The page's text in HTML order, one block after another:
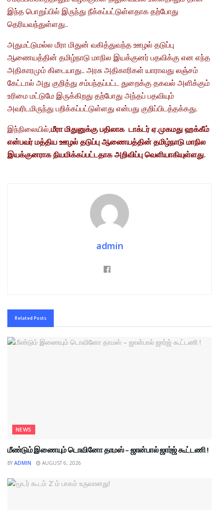
இந்த பொறுப்பில் இருந்து நீக்கப்பட்டுள்ளதாக தற்போது
தெரியவந்துள்ளது..
அதுமட்டுமல்ல மீரா மிதுன் வகித்துவந்த ஊழல் தடுப்பு
ஆணையத்தின் தமிழ்நாடு மாநில இயக்குனர் பதவிக்கு என எந்த
அதிகாரமும் கிடையாது.. அரசு அதிகாரிகள் யாராவது லஞ்சம்
கேட்டால் அது குறித்து சம்பந்தப்பட்ட துறைக்கு தகவல் அளிக்கும்
உரிமை மட்டுமே இருக்கிறது தற்போது அந்தப் பதவியும்
அவரிடமிருந்து பறிக்கப்பட்டுள்ளது என்பது குறிப்பிடத்தக்கது.
இந்நிலையில்,மீரா மிதுனுக்கு பதிலாக டாக்டர் ஏ.முகமது ஹக்கீம்
என்பவர் மத்திய ஊழல் தடுப்பு ஆணையத்தின் தமிழ்நாடு மாநில
இயக்குனராக நியமிக்கப்பட்டதாக அறிவிப்பு வெளியாகியுள்ளது.
admin
Related Posts
NEWS
மீண்டும் இணையும் டொவினோ தாமஸ் – ஜான்பால் ஜார்ஜ் கூட்டணி !
BY ADMIN AUGUST 6, 2026